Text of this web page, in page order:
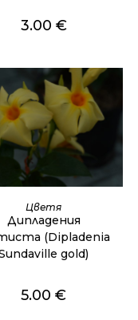
3.00 €
В КОЛИЧКАТА
Цветя
Дипладения
(Dipladenia
gold)
5.00€